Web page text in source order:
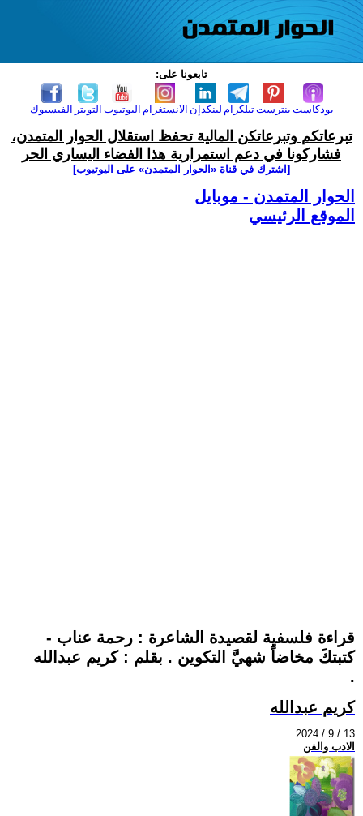
تابعونا على:
الفيسبوك التويتر اليوتيوب الانستغرام لينكدإن تيلكرامبنترست بودكاست
تبرعاتكم وتبرعاتكن المالية تحفظ استقلال الحوار المتمدن،
فشاركونا في دعم استمرارية هذا الفضاء اليساري الحر
[اشترك في قناة ‫«الحوار المتمدن» على اليوتيوب]
الحوار المتمدن - موبايل
الموقع الرئيسي
قراءة فلسفية لقصيدة الشاعرة : رحمة عناب -
كتبتكَ مخاضاً شهيَّ التكوين . بقلم : كريم عبدالله
.
كريم عبدالله
2024 / 9 / 13
الادب والفن